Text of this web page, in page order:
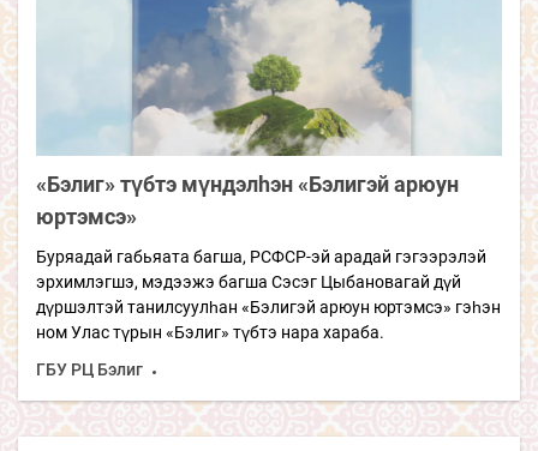
«Бэлиг» түбтэ мүндэлhэн «Бэлигэй арюун
юртэмсэ»
Буряадай габьяата багша, РСФСР-эй арадай гэгээрэлэй
эрхимлэгшэ, мэдээжэ багша Сэсэг Цыбановагай дүй
дүршэлтэй танилсуулһан «Бэлигэй арюун юртэмсэ» гэһэн
ном Улас түрын «Бэлиг» түбтэ нара хараба.
ГБУ РЦ Бэлиг